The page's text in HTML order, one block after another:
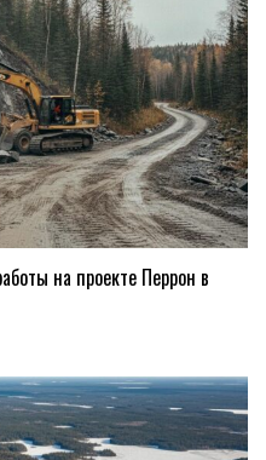
на проекте Перрон в